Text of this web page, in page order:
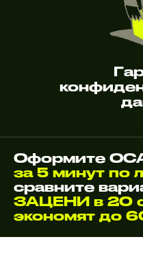
Оформите
за 5 минут по
сравните
ЗАЦЕНИ в 20
экономят до